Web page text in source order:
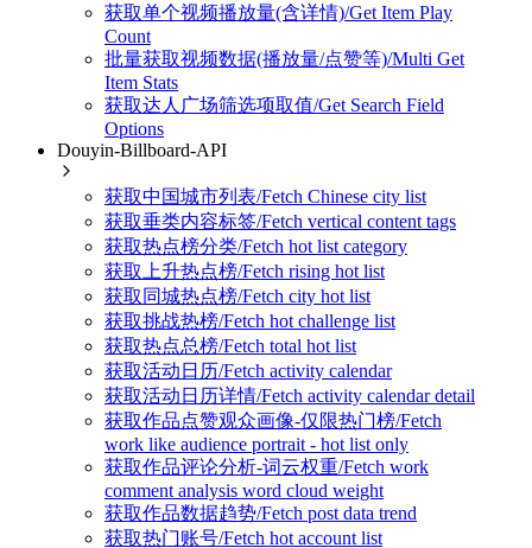
获取单个视频播放量(含详情)/Get Item Play
Count
批量获取视频数据(播放量/点赞等)/Multi Get
Item Stats
获取达人广场筛选项取值/Get Search Field
Options
Douyin-Billboard-API
获取中国城市列表/Fetch Chinese city list
获取垂类内容标签/Fetch vertical content tags
获取热点榜分类/Fetch hot list category
获取上升热点榜/Fetch rising hot list
获取同城热点榜/Fetch city hot list
获取挑战热榜/Fetch hot challenge list
获取热点总榜/Fetch total hot list
获取活动日历/Fetch activity calendar
获取活动日历详情/Fetch activity calendar detail
获取作品点赞观众画像-仅限热门榜/Fetch
work like audience portrait - hot list only
获取作品评论分析-词云权重/Fetch work
comment analysis word cloud weight
获取作品数据趋势/Fetch post data trend
获取热门账号/Fetch hot account list